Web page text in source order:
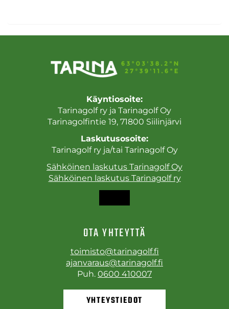
Käyntiosoite:
Tarinagolf ry ja Tarinagolf Oy
Tarinagolfintie 19, 71800 Siilinjärvi
Laskutusosoite:
Tarinagolf ry ja/tai Tarinagolf Oy
Sähköinen laskutus Tarinagolf Oy
Sähköinen laskutus Tarinagolf ry
OTA YHTEYTTÄ
toimisto@tarinagolf.fi
ajanvaraus@tarinagolf.fi
Puh. 0600 410007
YHTEYSTIEDOT